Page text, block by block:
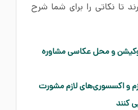
تا نکاتی را برای شما شرح
و محل عکاسی مشاوره
و اکسسوری‌های لازم مشورت
کنند